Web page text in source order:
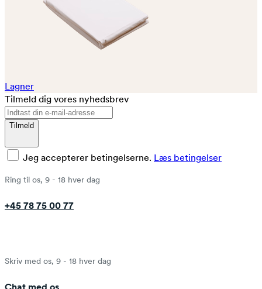
Lagner
Tilmeld dig vores nyhedsbrev
Tilmeld
Jeg accepterer betingelserne. Læs betingelser
Ring til os, 9 - 18 hver dag
+45 78 75 00 77
Skriv med os, 9 - 18 hver dag